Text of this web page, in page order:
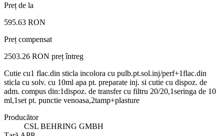
Preț de la
595.63 RON
Preț compensat
2503.26 RON preț întreg
Cutie cu1 flac.din sticla incolora cu pulb.pt.sol.inj/perf+1flac.din
sticla cu solv. cu 10ml apa pt. preparate inj. si cutie cu dispoz. de
adm. compus din:1dispoz. de transfer cu filtru 20/20,1seringa de 10
ml,1set pt. punctie venoasa,2tamp+plasture
Producător
CSL BEHRING GMBH